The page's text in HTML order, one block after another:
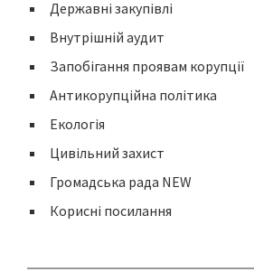
Державні закупівлі
Внутрішній аудит
Запобігання проявам корупції
Антикорупційна політика
Екологія
Цивільний захист
Громадська рада NEW
Корисні посилання